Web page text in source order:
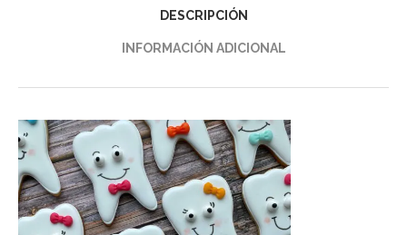
DESCRIPCIÓN
INFORMACIÓN ADICIONAL